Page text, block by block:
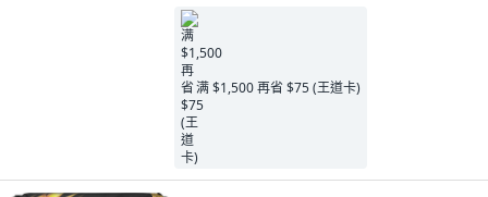
满 $1,500 再省 $75 (王道卡)